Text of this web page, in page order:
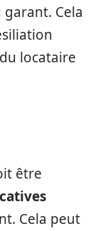
garant. Cela
locataire
être
Cela peut